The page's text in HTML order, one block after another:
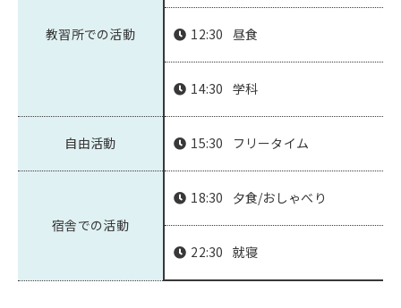
教習所での活動 12:30 昼食
14:30 学科
自由活動 15:30 フリータイム
宿舎での活動
18:30 夕食/おしゃべり
22:30 就寝